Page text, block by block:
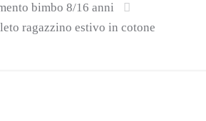
bimbo 8/16 anni
ragazzino estivo in cotone